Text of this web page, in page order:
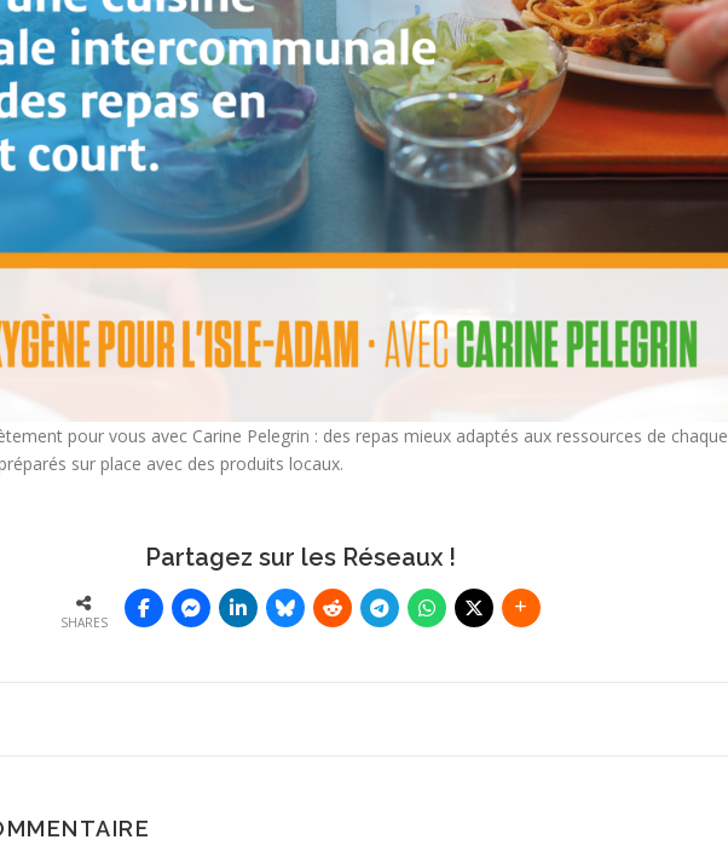
pour vous avec Carine Pelegrin : des repas mieux adaptés aux ressources de chaque
sur place avec des produits locaux.
Partagez sur les Réseaux !
SHARES